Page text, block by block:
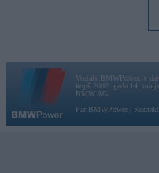
Vortāls BMWPower.lv
kopš 2002. gada 14.
BMW AG.
Par BMWPower